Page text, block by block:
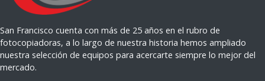
San Francisco cuenta con más de 25 años en el rubro de
fotocopiadoras, a lo largo de nuestra historia hemos ampliado
nuestra selección de equipos para acercarte siempre lo mejor del
mercado.